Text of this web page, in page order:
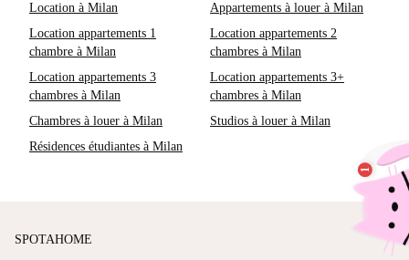
Location à Milan
Appartements à louer à Milan
Location appartements 1
chambre à Milan
Location appartements 2
chambres à Milan
Location appartements 3
chambres à Milan
Location appartements 3+
chambres à Milan
Chambres à louer à Milan
Studios à louer à Milan
Résidences étudiantes à Milan
SPOTAHOME